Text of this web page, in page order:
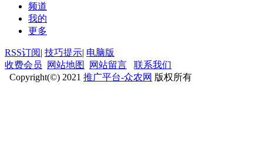
频道
我的
更多
RSS订阅| 技巧提示| 电脑版
收费会员
网站地图 网站留言
联系我们
Copyright(©) 2021 推广平台-众农网 版权所有